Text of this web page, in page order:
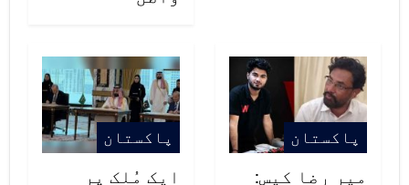
پاکستان
میر رضا کیس:
پاکستان
ایک مُلک پر